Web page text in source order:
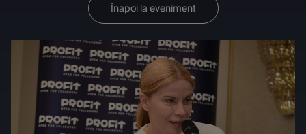
Înapoi la eveniment